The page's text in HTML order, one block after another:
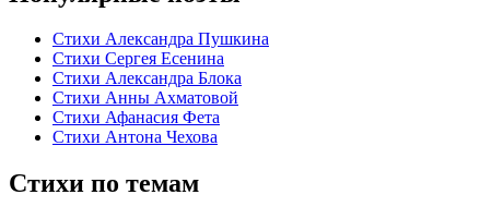
Стихи Александра Пушкина
Стихи Сергея Есенина
Стихи Александра Блока
Стихи Анны Ахматовой
Стихи Афанасия Фета
Стихи Антона Чехова
Стихи по темам